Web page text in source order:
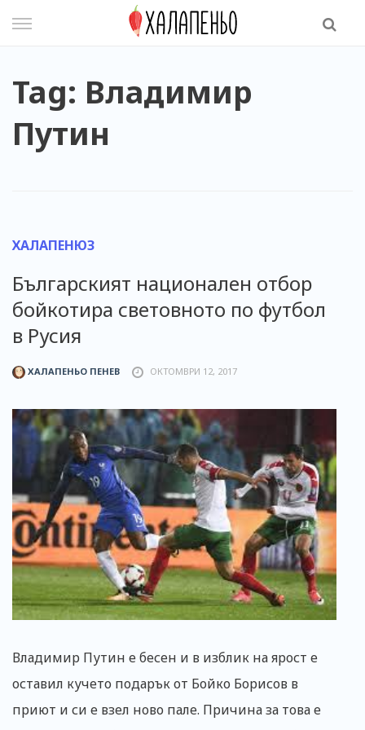
Tag: Владимир
Путин
ХАЛАПЕНЮЗ
Българският национален отбор
бойкотира световното по футбол
в Русия
ХАЛАПЕНЬО ПЕНЕВ ОКТОМВРИ 12, 2017
Владимир Путин е бесен и в изблик на ярост е
оставил кучето подарък от Бойко Борисов в
приют и си е взел ново пале. Причина за това е